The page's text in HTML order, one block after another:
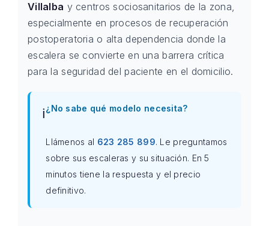
Villalba y centros sociosanitarios de la zona,
especialmente en procesos de recuperación
postoperatoria o alta dependencia donde la
escalera se convierte en una barrera crítica
para la seguridad del paciente en el domicilio.
ℹ️¿No sabe qué modelo necesita?
Llámenos al 623 285 899. Le preguntamos
sobre sus escaleras y su situación. En 5
minutos tiene la respuesta y el precio
definitivo.